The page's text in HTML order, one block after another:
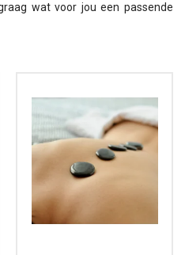
wat voor jou een passende